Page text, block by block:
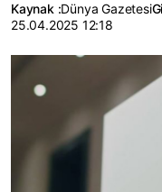
Kaynak :Dünya Gazetesi
25.04.2025 12:18